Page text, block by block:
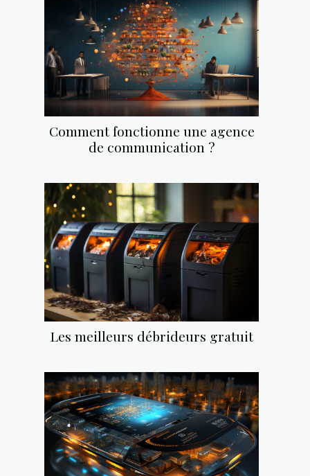
Comment fonctionne une agence
de communication ?
Les meilleurs débrideurs gratuit